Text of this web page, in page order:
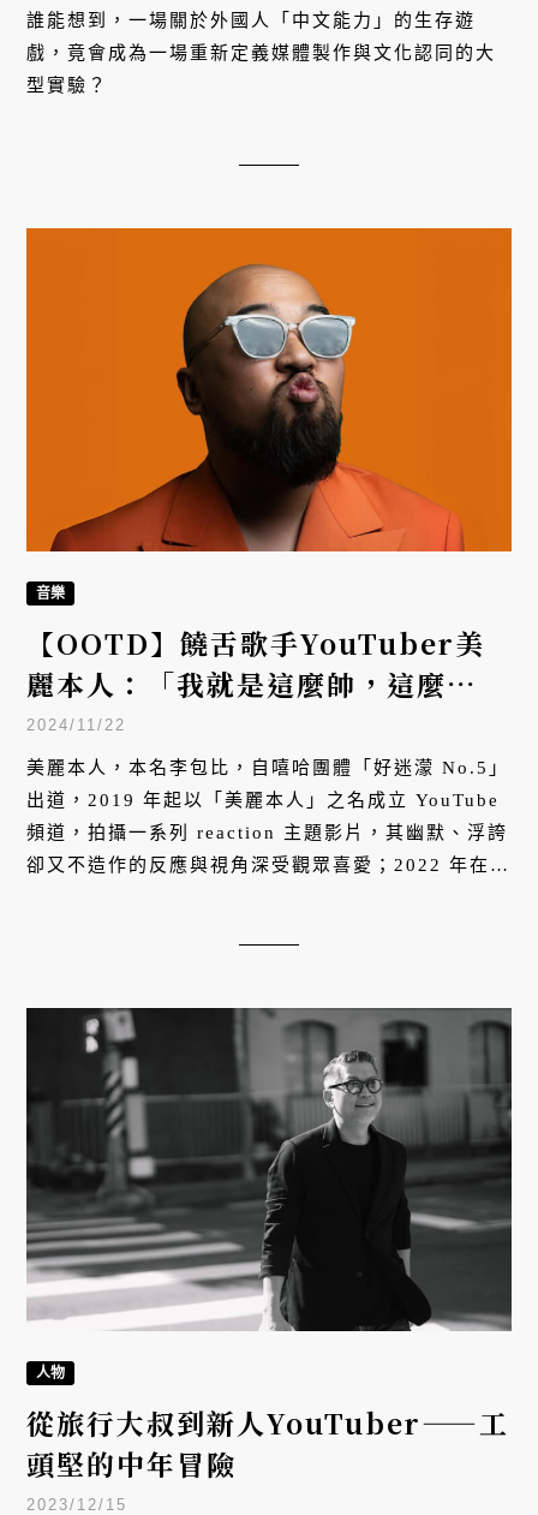
誰能想到，一場關於外國人「中文能力」的生存遊
戲，竟會成為一場重新定義媒體製作與文化認同的大
型實驗？
音樂
【OOTD】饒舌歌手YouTuber美
麗本人：「我就是這麼帥，這麼
美！」
2024/11/22
美麗本人，本名李包比，自嘻哈團體「好迷濛 No.5」
出道，2019 年起以「美麗本人」之名成立 YouTube
頻道，拍攝一系列 reaction 主題影片，其幽默、浮誇
卻又不造作的反應與視角深受觀眾喜愛；2022 年在選
人物
從旅行大叔到新人YouTuber——工
頭堅的中年冒險
2023/12/15